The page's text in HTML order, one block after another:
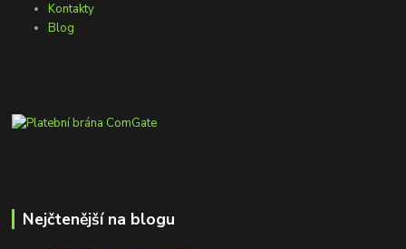
Kontakty
Blog
Nejčtenější na blogu